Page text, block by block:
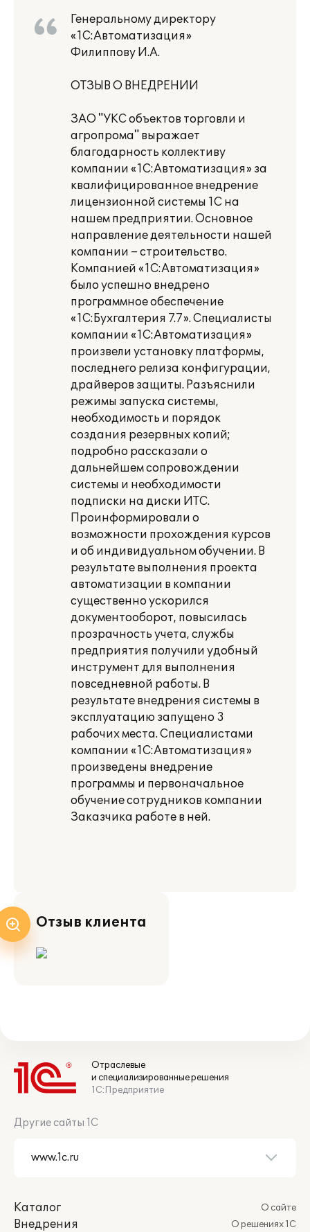
Генеральному директору
«1С:Автоматизация»
Филиппову И.А.
ОТЗЫВ О ВНЕДРЕНИИ
ЗАО "УКС объектов торговли и
агропрома" выражает
благодарность коллективу
компании «1С:Автоматизация» за
квалифицированное внедрение
лицензионной системы 1С на
нашем предприятии. Основное
направление деятельности нашей
компании – строительство.
Компанией «1С:Автоматизация»
было успешно внедрено
программное обеспечение
«1С:Бухгалтерия 7.7». Специалисты
компании «1С:Автоматизация»
произвели установку платформы,
последнего релиза конфигурации,
драйверов защиты. Разъяснили
режимы запуска системы,
необходимость и порядок
создания резервных копий;
подробно рассказали о
дальнейшем сопровождении
системы и необходимости
подписки на диски ИТС.
Проинформировали о
возможности прохождения курсов
и об индивидуальном обучении. В
результате выполнения проекта
автоматизации в компании
существенно ускорился
документооборот, повысилась
прозрачность учета, службы
предприятия получили удобный
инструмент для выполнения
повседневной работы. В
результате внедрения системы в
эксплуатацию запущено 3
рабочих места. Специалистами
компании «1С:Автоматизация»
произведены внедрение
программы и первоначальное
обучение сотрудников компании
Заказчика работе в ней.
Отзыв клиента
Отраслевые
и специализированные решения
1С:Предприятие
Другие сайты 1С
Каталог
Внедрения
О сайте
О решениях 1С